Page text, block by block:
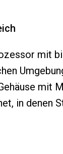
mit
mit
in denen